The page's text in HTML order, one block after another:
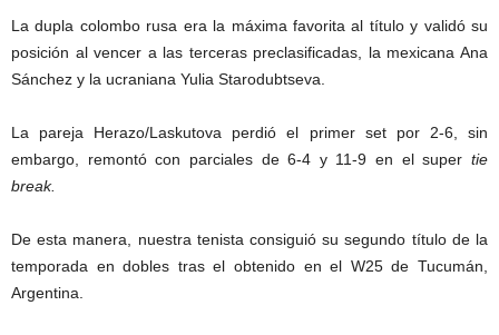
La dupla colombo rusa era la máxima favorita al título y validó su
posición al vencer a las terceras preclasificadas, la mexicana Ana
Sánchez y la ucraniana Yulia Starodubtseva.
La pareja Herazo/Laskutova perdió el primer set por 2-6, sin
embargo, remontó con parciales de 6-4 y 11-9 en el super tie
break.
De esta manera, nuestra tenista consiguió su segundo título de la
temporada en dobles tras el obtenido en el W25 de Tucumán,
Argentina.